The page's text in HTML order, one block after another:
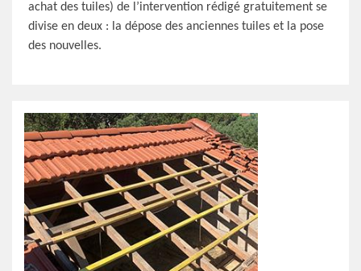
achat des tuiles) de l’intervention rédigé gratuitement se
divise en deux : la dépose des anciennes tuiles et la pose
des nouvelles.